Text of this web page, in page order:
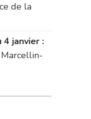
de la
4 janvier :
Marcellin-